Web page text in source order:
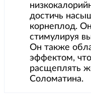
достичь
корнеплод.
стимулируя
Он также
эффектом,
расщеплять
Соломатина.